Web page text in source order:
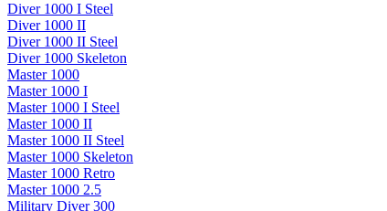
Diver 1000 I Steel
Diver 1000 II
Diver 1000 II Steel
Diver 1000 Skeleton
Master 1000
Master 1000 I
Master 1000 I Steel
Master 1000 II
Master 1000 II Steel
Master 1000 Skeleton
Master 1000 Retro
Master 1000 2.5
Military Diver 300